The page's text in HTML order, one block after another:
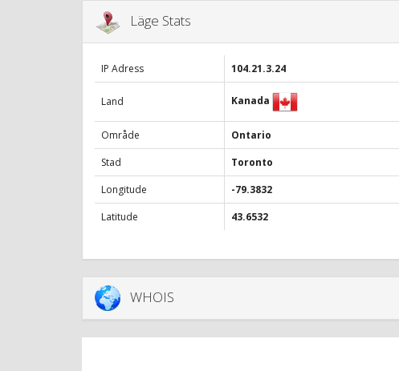
Läge Stats
IP Adress 104.21.3.24
Land Kanada
Område
Ontario
Stad
Toronto
Longitude
-79.3832
Latitude
43.6532
WHOIS